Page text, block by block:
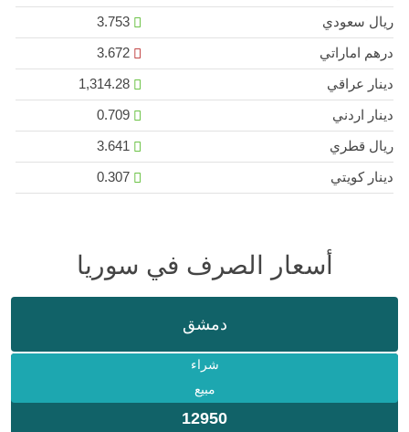
ريال سعودي
3.753
درهم اماراتي
3.672
دينار عراقي
1,314.28
دينار اردني
0.709
ريال قطري
دينار كويتي
0.307
أسعار الصرف في سوريا
دمشق
شراء
مبيع
12950